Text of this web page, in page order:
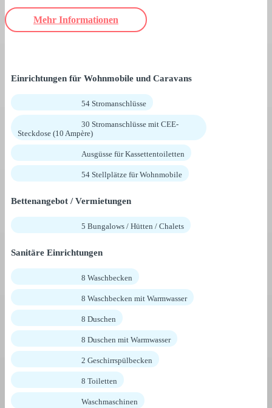
Mehr Informationen
Einrichtungen für Wohnmobile und Caravans
54 Stromanschlüsse
30 Stromanschlüsse mit CEE-
Steckdose (10 Ampère)
Ausgüsse für Kassettentoiletten
54 Stellplätze für Wohnmobile
Bettenangebot / Vermietungen
5 Bungalows / Hütten / Chalets
Sanitäre Einrichtungen
8 Waschbecken
8 Waschbecken mit Warmwasser
8 Duschen
8 Duschen mit Warmwasser
2 Geschirrspülbecken
8 Toiletten
Waschmaschinen